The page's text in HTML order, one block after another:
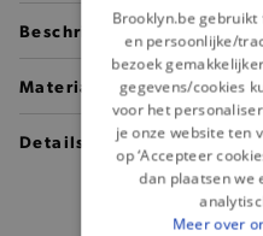
Beschrijving
Materiaal
Details
Brooklyn.be
en persoonlijke/
bezoek
gegevens/cookies
voor het
je onze website ten
op ‘Accepteer
dan plaatsen we
Meer over